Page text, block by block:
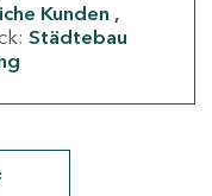
Kunden
Städtebau